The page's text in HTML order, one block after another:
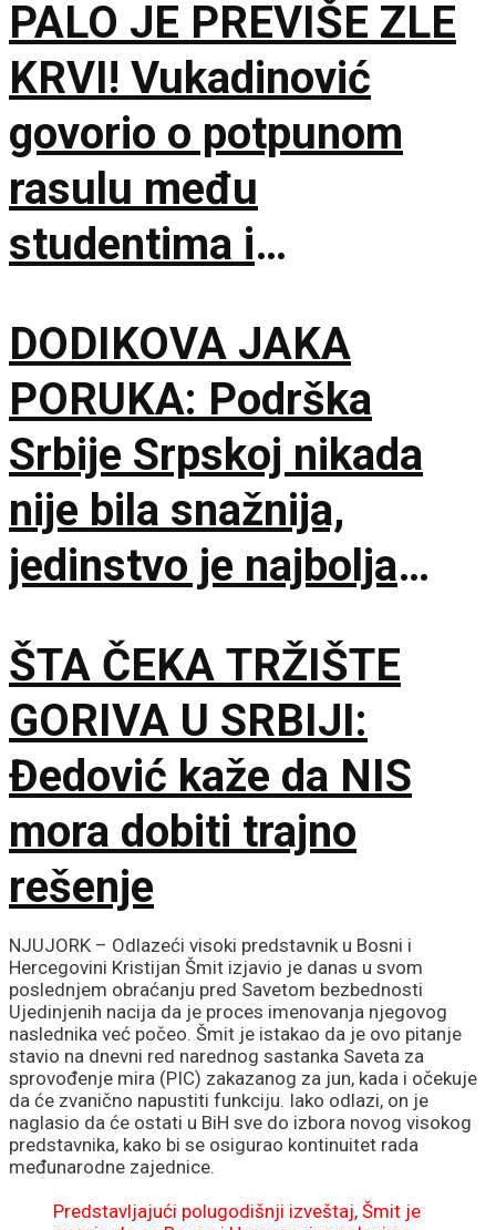
PALO JE PREVIŠE ZLE
KRVI! Vukadinović
govorio o potpunom
rasulu među
studentima i
je Bog u pomoći
DODIKOVA JAKA
PORUKA: Podrška
Srbije Srpskoj nikada
nije bila snažnija,
jedinstvo je najbolja
ŠTA ČEKA TRŽIŠTE
GORIVA U SRBIJI:
Đedović kaže da NIS
mora dobiti trajno
rešenje
NJUJORK – Odlazeći visoki predstavnik u Bosni i
Hercegovini Kristijan Šmit izjavio je danas u svom
poslednjem obraćanju pred Savetom bezbednosti
Ujedinjenih nacija da je proces imenovanja njegovog
naslednika već počeo. Šmit je istakao da je ovo pitanje
stavio na dnevni red narednog sastanka Saveta za
sprovođenje mira (PIC) zakazanog za jun, kada i očekuje
da će zvanično napustiti funkciju. Iako odlazi, on je
naglasio da će ostati u BiH sve do izbora novog visokog
predstavnika, kako bi se osigurao kontinuitet rada
međunarodne zajednice.
Predstavljajući polugodišnji izveštaj, Šmit je